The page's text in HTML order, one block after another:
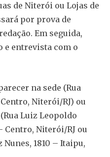
de Niterói ou Lojas de
por prova de
Em seguida,
e entrevista com o
na sede (Rua
Niterói/RJ) ou
Luiz Leopoldo
Centro, Niterói/RJ ou
1810 – Itaipu,